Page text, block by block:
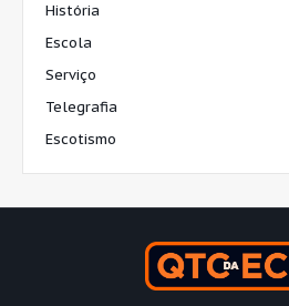
História
Escola
Serviço
Telegrafia
Escotismo